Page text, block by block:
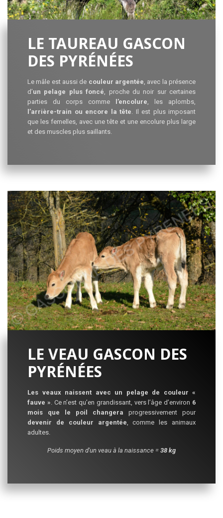
LE TAUREAU GASCON
DES PYRÉNÉES
Le mâle est aussi de couleur argentée, avec la présence
d’un pelage plus foncé, proche du noir sur certaines
parties du corps comme
l’encolure, les aplombs,
l’arrière-train ou encore la tête. Il est plus imposant
que les femelles, avec une tête et une encolure plus large
et des muscles plus saillants.
LE VEAU GASCON DES
PYRÉNÉES
Les veaux naissent avec un pelage de couleur «
fauve » . Ce n’est qu’en grandissant, vers l’âge d’environ 6
mois que le poil changera progressivement pour
devenir de couleur argentée , comme les animaux
adultes.
Poids moyen d'un veau à la naissance = 38 kg